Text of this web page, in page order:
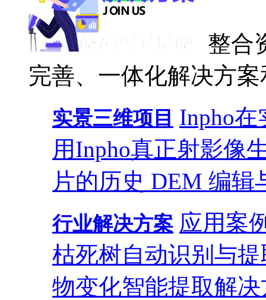
整合
完善、一体化解决方
实景三维项目 Inpho
用Inpho真正射影像
片的历史 DEM 编辑
行业解决方案 应用案
枯死树自动识别与提
物变化智能提取解